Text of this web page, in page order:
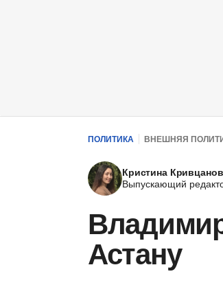
ПОЛИТИКА ВНЕШНЯЯ
Кристина
Выпускающий
Астану